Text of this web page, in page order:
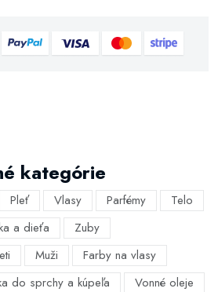
kategórie
Pleť Vlasy Parfémy
Telo
a dieťa
Zuby
Muži
Farby na vlasy
do sprchy a kúpeľa
Vonné oleje